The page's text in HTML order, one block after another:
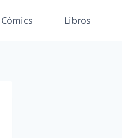
Cómics Libros